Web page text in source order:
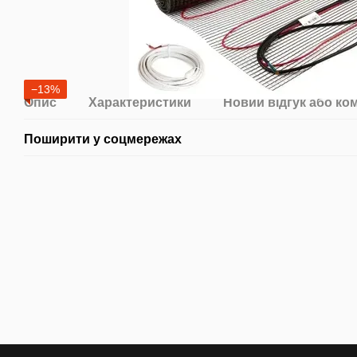
−13%
Опис Характеристики Новий відгук або
Поширити у соцмережах